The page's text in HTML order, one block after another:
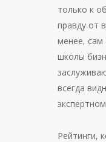
только к
правду от
менее, сам
школы
всегда
Рейтинги,